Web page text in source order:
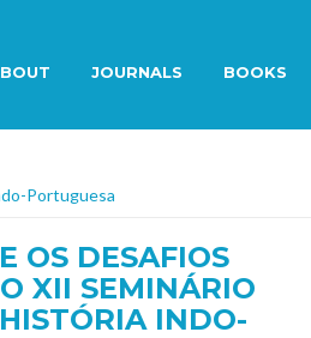
JOURNALS BOOKS
Portuguesa
OS DESAFIOS
XII SEMINÁRIO
INDO-